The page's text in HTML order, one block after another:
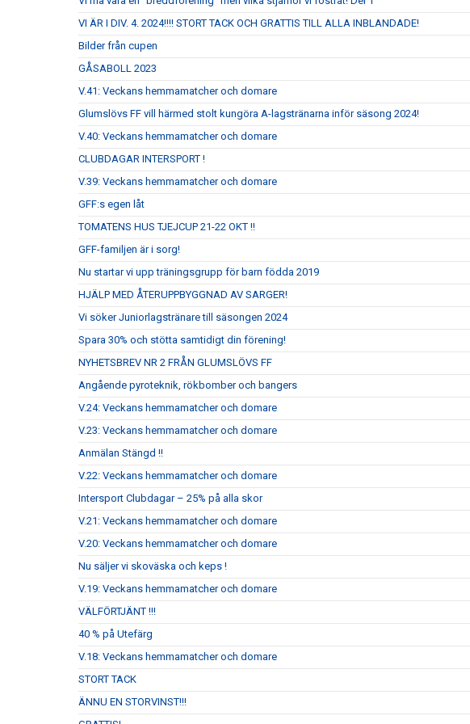
VI ÄR I DIV. 4. 2024!!!! STORT TACK OCH GRATTIS TILL ALLA INBLANDADE!
Bilder från cupen
GÅSABOLL 2023
V.41: Veckans hemmamatcher och domare
Glumslövs FF vill härmed stolt kungöra A-lagstränarna inför säsong 2024!
V.40: Veckans hemmamatcher och domare
CLUBDAGAR INTERSPORT !
V.39: Veckans hemmamatcher och domare
GFF:s egen låt
TOMATENS HUS TJEJCUP 21-22 OKT !!
GFF-familjen är i sorg!
Nu startar vi upp träningsgrupp för barn födda 2019
HJÄLP MED ÅTERUPPBYGGNAD AV SARGER!
Vi söker Juniorlagstränare till säsongen 2024
Spara 30% och stötta samtidigt din förening!
NYHETSBREV NR 2 FRÅN GLUMSLÖVS FF
Angående pyroteknik, rökbomber och bangers
V.24: Veckans hemmamatcher och domare
V.23: Veckans hemmamatcher och domare
Anmälan Stängd !!
V.22: Veckans hemmamatcher och domare
Intersport Clubdagar – 25% på alla skor
V.21: Veckans hemmamatcher och domare
V.20: Veckans hemmamatcher och domare
Nu säljer vi skoväska och keps !
V.19: Veckans hemmamatcher och domare
VÄLFÖRTJÄNT !!!
40 % på Utefärg
V.18: Veckans hemmamatcher och domare
STORT TACK
ÄNNU EN STORVINST!!!